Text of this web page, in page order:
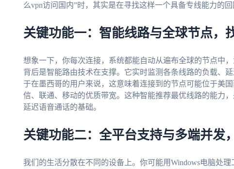
么vpn访问国内”时，其实是在寻找这样一个具备专线能力的回
关键功能一：智能线路与全球节点，
想象一下，你每次连接，系统都能自动从遍布全球的节点中
背后是智能路由技术在支撑。它实时监测各条线路的负载、
于在墨西哥的用户来说，这意味着连接到的节点可能位于美
信、联通、移动的优质带宽。这种智能推荐最优线路的能力
延迟语音通话的基础。
关键功能二：全平台支持与多端并发
我们的生活分散在不同的设备上。你可能用Windows电脑处